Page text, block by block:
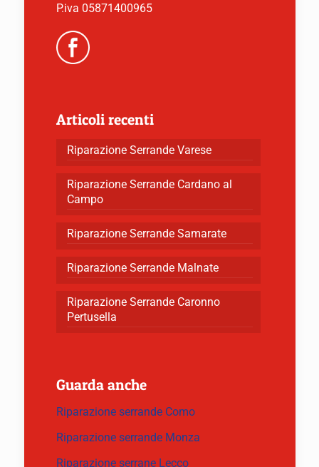
P.iva 05871400965
Articoli recenti
Riparazione Serrande Varese
Riparazione Serrande Cardano al
Campo
Riparazione Serrande Samarate
Riparazione Serrande Malnate
Riparazione Serrande Caronno
Pertusella
Guarda anche
Riparazione serrande Como
Riparazione serrande Monza
Riparazione serrane Lecco